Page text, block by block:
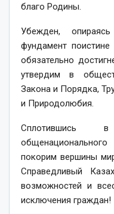
благо Родины.
Убежден,
фундамент
обязательно
утвердим в
Закона и Порядка,
и Природолюбия.
Сплотившись
покорим вершины
Справедливый
возможностей и
исключения граждан!